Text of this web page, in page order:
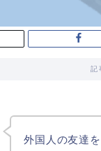
記
外国人の友達